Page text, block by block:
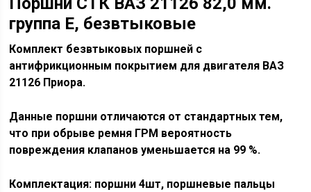
группа Е, безвтыковые
Комплект безвтыковых поршней с
антифрикционным покрытием для двигателя ВАЗ
21126 Приора.
Данные поршни отличаются от стандартных тем,
что при обрыве ремня ГРМ вероятность
повреждения клапанов уменьшается на 99 %.
Комплектация: поршни 4шт, поршневые пальцы